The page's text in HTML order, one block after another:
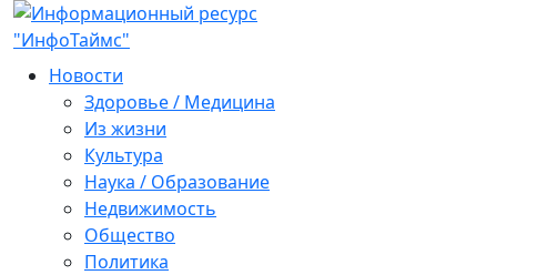
Новости
Здоровье / Медицина
Из жизни
Культура
Наука / Образование
Недвижимость
Общество
Политика